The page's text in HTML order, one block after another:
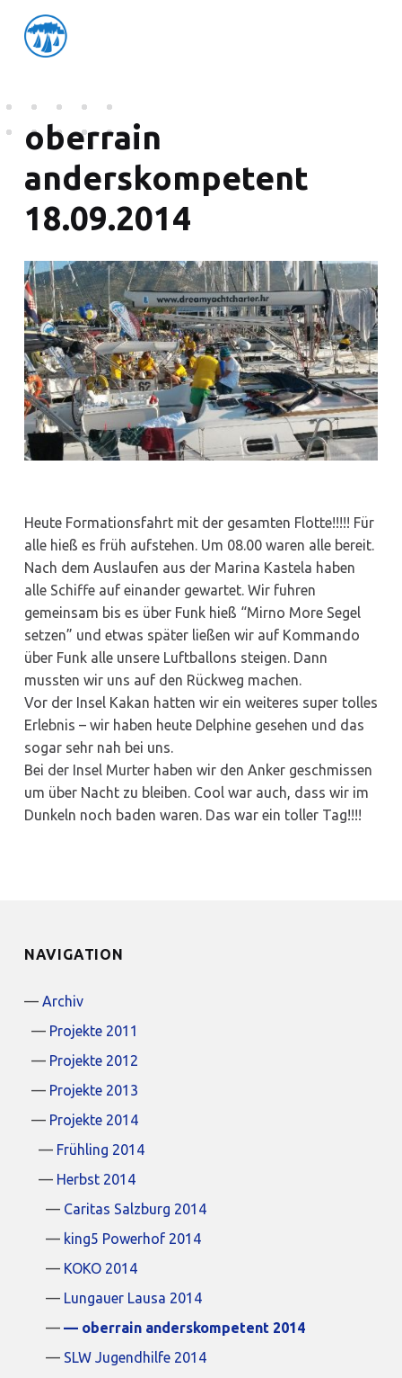
friedensflotte salzburg
Friedensflotte Salzburg
oberrain
anderskompetent
18.09.2014
Heute Formationsfahrt mit der gesamten Flotte!!!!! Für
alle hieß es früh aufstehen. Um 08.00 waren alle bereit.
Nach dem Auslaufen aus der Marina Kastela haben
alle Schiffe auf einander gewartet. Wir fuhren
gemeinsam bis es über Funk hieß “Mirno More Segel
setzen” und etwas später ließen wir auf Kommando
über Funk alle unsere Luftballons steigen. Dann
mussten wir uns auf den Rückweg machen.
Vor der Insel Kakan hatten wir ein weiteres super tolles
Erlebnis – wir haben heute Delphine gesehen und das
sogar sehr nah bei uns.
Bei der Insel Murter haben wir den Anker geschmissen
um über Nacht zu bleiben. Cool war auch, dass wir im
Dunkeln noch baden waren. Das war ein toller Tag!!!!
NAVIGATION
Archiv
Projekte 2011
Projekte 2012
Projekte 2013
Projekte 2014
Frühling 2014
Herbst 2014
Caritas Salzburg 2014
king5 Powerhof 2014
KOKO 2014
Lungauer Lausa 2014
oberrain anderskompetent 2014
SLW Jugendhilfe 2014